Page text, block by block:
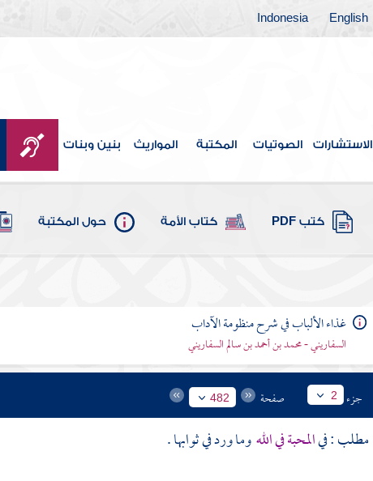
English
Indonesia
الاستشارات الصوتيات المكتبة المواريث بنين وبنات
كتب PDF كتاب الأمة حول المكتبة
غذاء الألباب في شرح منظومة الآداب
السفاريني - محمد بن أحمد بن سالم السفاريني
جزء 2 صفحة 482
مطلب : فيالمحبة في اللهوما ورد في ثوابها .